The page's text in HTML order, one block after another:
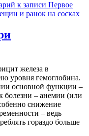
к записи Первое
и ранок на сосках
железа в
уровня гемоглобина.
основной функции –
болезни – анемии (или
снижение
– ведь
гораздо больше